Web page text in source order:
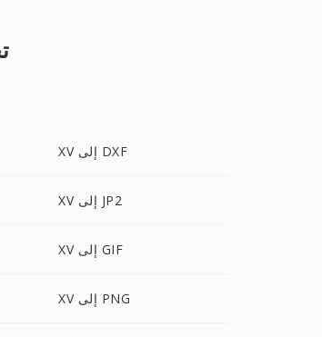
XV إلى DXF
XV إلى JP2
XV إلى GIF
XV إلى PNG